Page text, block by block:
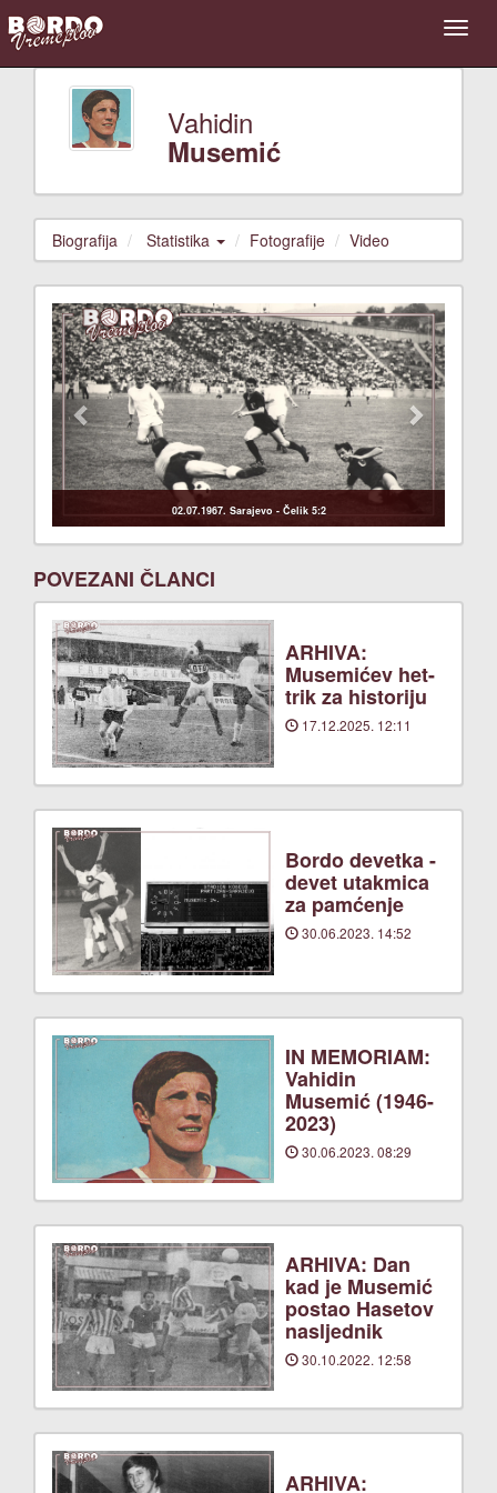
Vahidin
Musemić
Biografija Statistika Fotografije Video
02.07.1967. Sarajevo - Čelik 5:2
Previous Next
POVEZANI ČLANCI
ARHIVA:
Musemićev het-
trik za historiju
17.12.2025. 12:11
Bordo devetka -
devet utakmica
za pamćenje
30.06.2023. 14:52
IN MEMORIAM:
Vahidin
Musemić (1946-
2023)
30.06.2023. 08:29
ARHIVA: Dan
kad je Musemić
postao Hasetov
nasljednik
30.10.2022. 12:58
ARHIVA: